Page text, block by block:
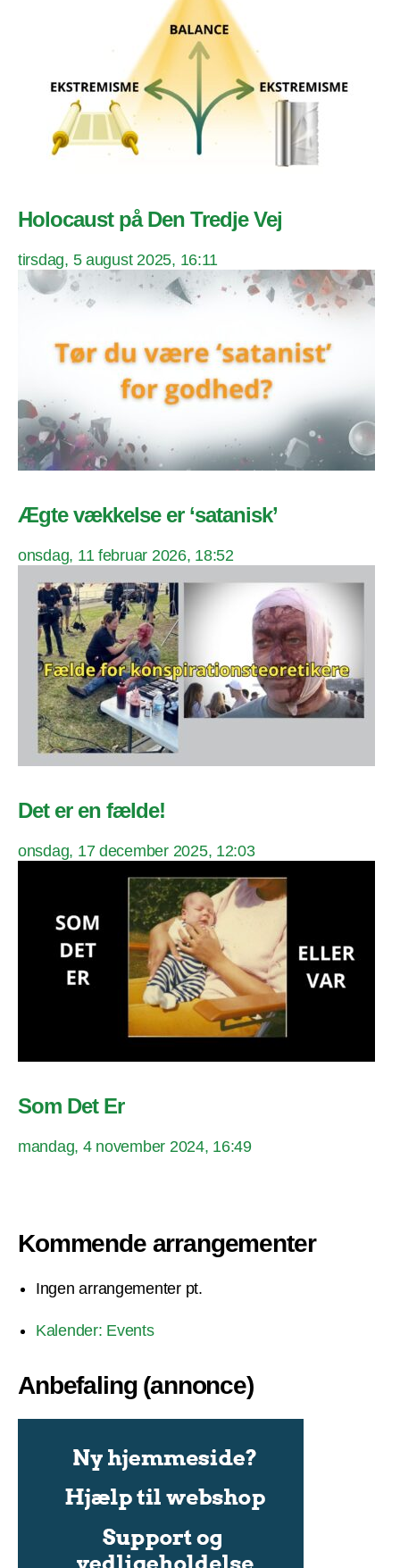
Holocaust på Den Tredje Vej
tirsdag, 5 august 2025, 16:11
Ægte vækkelse er ‘satanisk’
onsdag, 11 februar 2026, 18:52
Det er en fælde!
onsdag, 17 december 2025, 12:03
Som Det Er
mandag, 4 november 2024, 16:49
Kommende arrangementer
Ingen arrangementer pt.
Kalender: Events
Anbefaling (annonce)